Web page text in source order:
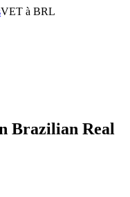
VET à BRL
Brazilian Real